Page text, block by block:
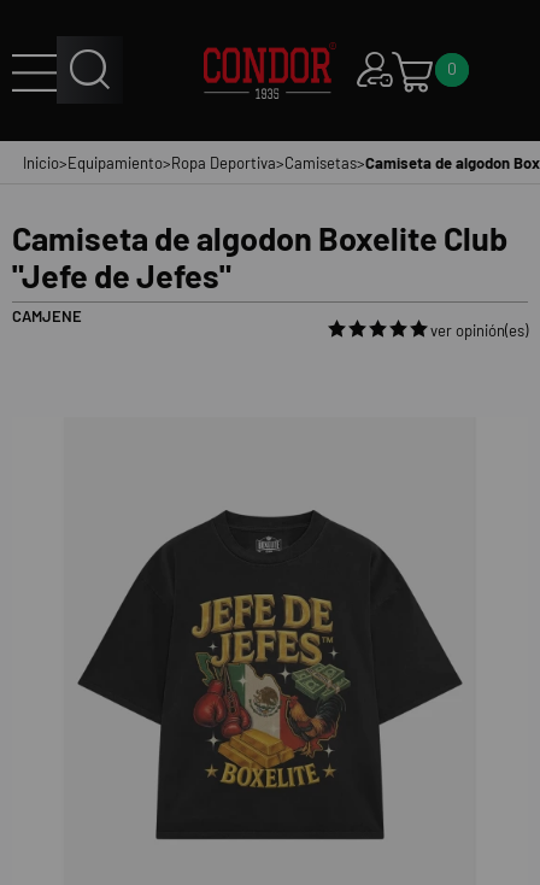
0
Inicio>Equipamiento>Ropa Deportiva>Camisetas>Camiseta de algodon
Camiseta de algodon Boxelite Club
"Jefe de Jefes"
CAMJENE
ver opinión(es)